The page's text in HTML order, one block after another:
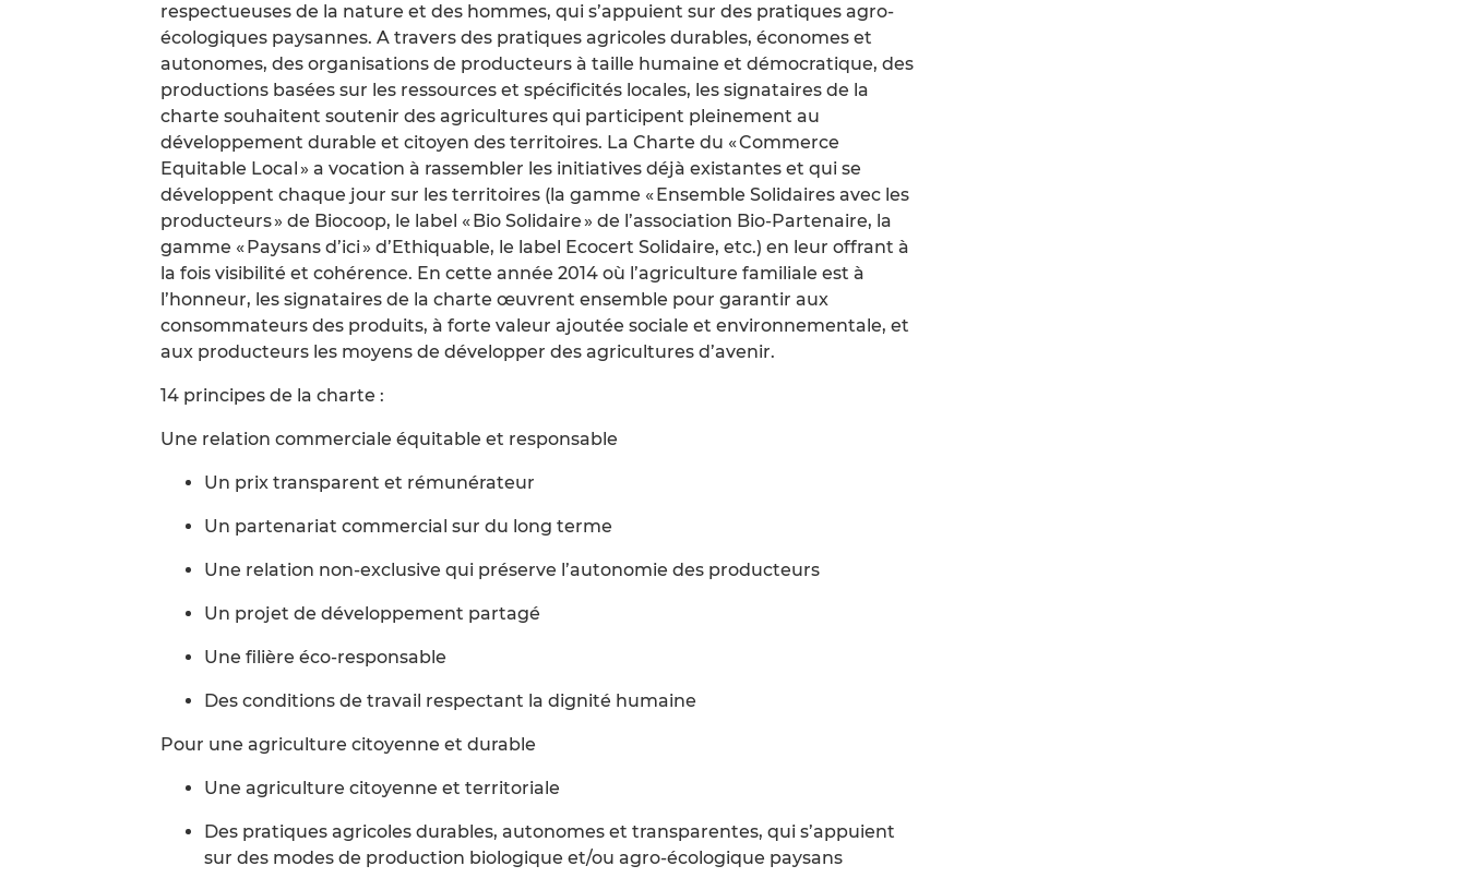
respectueuses de la nature et des hommes, qui s’appuient sur des pratiques agro-
écologiques paysannes. A travers des pratiques agricoles durables, économes et
autonomes, des organisations de producteurs à taille humaine et démocratique, des
productions basées sur les ressources et spécificités locales, les signataires de la
charte souhaitent soutenir des agricultures qui participent pleinement au
développement durable et citoyen des territoires. La Charte du « Commerce
Equitable Local » a vocation à rassembler les initiatives déjà existantes et qui se
développent chaque jour sur les territoires (la gamme « Ensemble Solidaires avec les
producteurs » de Biocoop, le label « Bio Solidaire » de l’association Bio-Partenaire, la
gamme « Paysans d’ici » d’Ethiquable, le label Ecocert Solidaire, etc.) en leur offrant à
la fois visibilité et cohérence. En cette année 2014 où l’agriculture familiale est à
l’honneur, les signataires de la charte œuvrent ensemble pour garantir aux
consommateurs des produits, à forte valeur ajoutée sociale et environnementale, et
aux producteurs les moyens de développer des agricultures d’avenir.
14 principes de la charte :
Une relation commerciale équitable et responsable
Un prix transparent et rémunérateur
Un partenariat commercial sur du long terme
Une relation non-exclusive qui préserve l’autonomie des producteurs
Un projet de développement partagé
Une filière éco-responsable
Des conditions de travail respectant la dignité humaine
Pour une agriculture citoyenne et durable
Une agriculture citoyenne et territoriale
Des pratiques agricoles durables, autonomes et transparentes, qui s’appuient
sur des modes de production biologique et/ou agro-écologique paysans